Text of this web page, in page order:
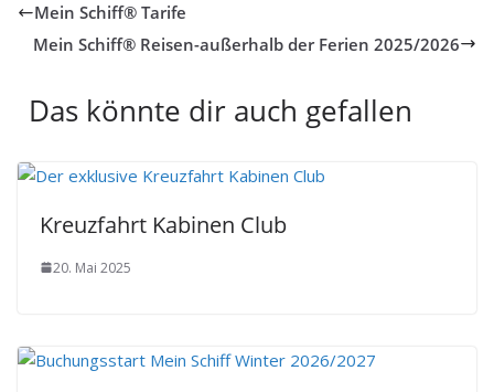
Mein Schiff® Tarife
Mein Schiff® Reisen-außerhalb der Ferien 2025/2026
Das könnte dir auch gefallen
Kreuzfahrt Kabinen Club
20. Mai 2025